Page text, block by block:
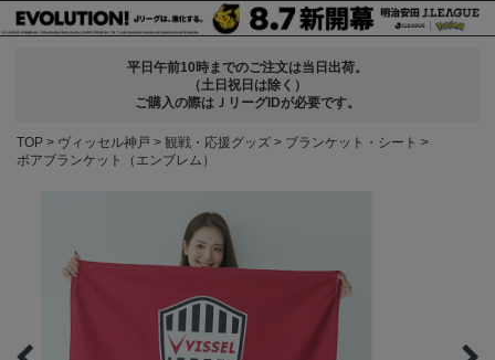
平日午前10時までのご注文は当日出荷。
（土日祝日は除く）
ご購入の際はＪリーグIDが必要です。
TOP ヴィッセル神戸 観戦・応援グッズ
ブランケット・シート
ボアブランケット（エンブレム）